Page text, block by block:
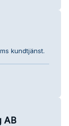
kundtjänst.
AB